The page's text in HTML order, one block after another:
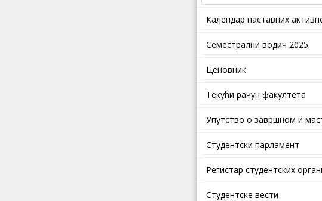
Календар наставних
Семестрални водич 2025.
Ценовник
Текући рачун факултета
Упутство о завршном и
Студентски парламент
Регистар студентских
Студентске вести